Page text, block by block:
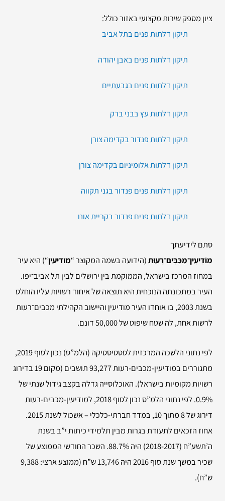
ציון מספק שירות מקצועי באזור כולל:
תיקון דלתות פנים בתל אביב
תיקון דלתות פנים באבן יהודה
תיקון דלתות פנים בגבעתיים
תיקון דלתות עץ בבני ברק
תיקון דלתות פנדור בקדימה צורן
תיקון דלתות אלומיניום בקדימה צורן
תיקון דלתות פנים פנדור בגני תקווה
תיקון דלתות פנים פנדור בקריית אונו
סתם לידיעתך
מוֹדִיעִין־מַכַּבִּים־רֵעוּת(הידועה בשמה המקוצר “מודיעין“) היא עיר
במחוז המרכז בישראל, הממוקמת בין ירושלים לבין תל אביב־יפו.
העיר במתכונתה הנוכחית היא תוצאה של איחוד רשויות עליו הוחלט
בשנת 2003, בו אוחדו העיר מודיעין והיישוב הקהילתי מכבים־רעות
לרשות אחת, לה שטח שיפוט של 50,000 דונם.
לפי נתוני הלשכה המרכזית לסטטיסטיקה (הלמ”ס) נכון לסוף 2019,
מתגוררים במודיעין-מכבים-רעות 93,277 תושבים (מקום 19 בדירוג
רשויות מקומיות בישראל). האוכלוסייה גדלה בקצב גידול שנתי של
‎0.9%‏. לפי נתוני הלמ”ס נכון לסוף 2018, למודיעין-מכבים-רעות
דירוג של 8 מתוך 10, במדד חברתי-כלכלי – אשכול לשנת 2015.
אחוז הזכאים לתעודת בגרות מבין תלמידי כיתות י”ב בשנת
ה’תשע”ח (2017-‏2018) היה 88.7%. השכר החודשי הממוצע של
שכיר במשך שנת סוף 2016 היה 13,746 ש”ח (ממוצע ארצי: 9,388
ש”ח).